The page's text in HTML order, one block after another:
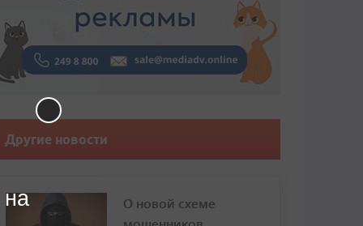
Другие новости
О новой схеме